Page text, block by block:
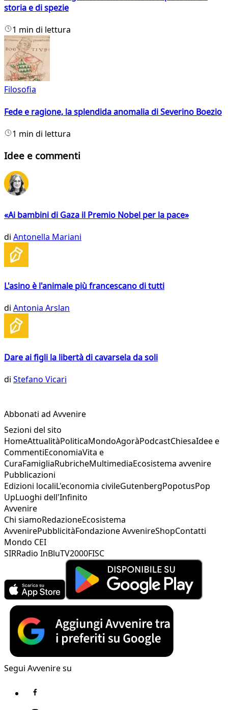
storia e di spezie
1 min di lettura
Filosofia
Fede e ragione, la splendida anomalia di Severino Boezio
1 min di lettura
Idee e commenti
«Ai bambini di Gaza il Premio Nobel per la pace»
di Antonella Mariani
L'asino è l'animale più francescano di tutti
di Antonia Arslan
Dare ai figli la libertà di cavarsela da soli
di Stefano Vicari
Abbonati ad Avvenire
Sezioni del sito
HomeAttualitàPoliticaMondoAgoràPodcastChiesaIdee e
CommentiEconomiaVita e
CuraFamigliaRubricheMultimediaEcosistema avvenire
Pubblicazioni
Edizioni localiL'economia civileGutenbergPopotusPop
UpLuoghi dell'Infinito
Avvenire
Chi siamoRedazioneEcosistema
AvvenirePubblicitàFondazione AvvenireShopContatti
Mondo CEI
SIRRadio InBluTV2000FISC
Segui Avvenire su